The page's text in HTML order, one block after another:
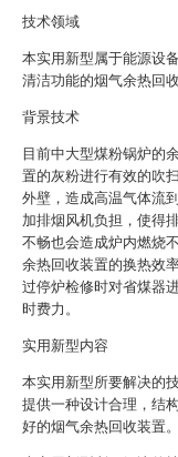
技术领域
本实用新型属于能源设
清洁功能的烟气余热回收
背景技术
目前中大型煤粉锅炉的
置的灰粉进行有效的吹
外壁，造成高温气体流
加排烟风机负担，使得
不畅也会造成炉内燃烧
余热回收装置的换热效
过停炉检修时对省煤器
时费力。
实用新型内容
本实用新型所要解决的
提供一种设计合理，结
好的烟气余热回收装置。